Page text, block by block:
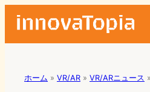
ホーム » VR/AR » VR/ARニュース »